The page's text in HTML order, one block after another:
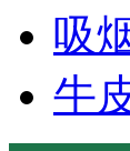
吸
牛